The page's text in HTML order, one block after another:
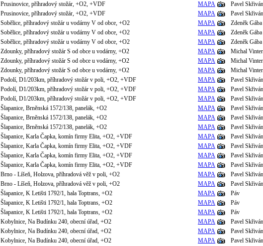
Prusinovice, příhradový stožár, +O2, +VDF MAPA
Pavel
Prusinovice, příhradový stožár, +O2, +VDF MAPA
Pavel
Sobělice, příhradový stožár u vodárny V od obce, +O2 MAPA
Zdeněk Gába
Sobělice, příhradový stožár u vodárny V od obce, +O2 MAPA
Zdeněk Gába
Sobělice, příhradový stožár u vodárny V od obce, +O2 MAPA
Zdeněk Gába
Zdounky, příhradový stožár S od obce u vodárny, +O2 MAPA
Michal Vinter
Zdounky, příhradový stožár S od obce u vodárny, +O2 MAPA
Michal Vinter
Zdounky, příhradový stožár S od obce u vodárny, +O2 MAPA
Michal Vinter
Podolí, D1/203km, příhradový stožár v poli, +O2, +VDF MAPA
Pavel
Podolí, D1/203km, příhradový stožár v poli, +O2, +VDF MAPA
Pavel
Podolí, D1/203km, příhradový stožár v poli, +O2, +VDF MAPA
Pavel
Šlapanice, Brněnská 1572/138, panelák, +O2 MAPA
Pavel
Šlapanice, Brněnská 1572/138, panelák, +O2 MAPA
Pavel
Šlapanice, Brněnská 1572/138, panelák, +O2 MAPA
Pavel
Šlapanice, Karla Čapka, komín firmy Elita, +O2, +VDF MAPA
Pavel
Šlapanice, Karla Čapka, komín firmy Elita, +O2, +VDF MAPA
Pavel
Šlapanice, Karla Čapka, komín firmy Elita, +O2, +VDF MAPA
Pavel
Šlapanice, Karla Čapka, komín firmy Elita, +O2, +VDF MAPA
Pavel
Brno - Líšeň, Holzova, příhradová věž v poli, +O2 MAPA
Pavel
Brno - Líšeň, Holzova, příhradová věž v poli, +O2 MAPA
Pavel
Šlapanice, K Letišti 1792/1, hala Toptrans, +O2 MAPA
Páv
Šlapanice, K Letišti 1792/1, hala Toptrans, +O2 MAPA
Páv
Šlapanice, K Letišti 1792/1, hala Toptrans, +O2 MAPA
Páv
Kobylnice, Na Budínku 240, obecní úřad, +O2 MAPA
Pavel
Kobylnice, Na Budínku 240, obecní úřad, +O2 MAPA
Pavel
Kobylnice, Na Budínku 240, obecní úřad, +O2 MAPA
Pavel